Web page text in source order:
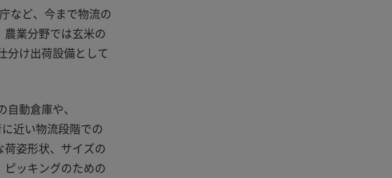
など、今まで物流の
業分野では玄米の
分け出荷設備として
動倉庫や、
近い物流段階での
姿形状、サイズの
ッキングのための